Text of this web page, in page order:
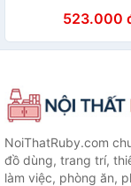
Chỉnh Ánh Sáng
Trí Quán Bar, Nhà
Quán Cà Phê
523.000
NoiThatRuby.com
đồ dùng, trang trí,
làm việc, phòng ăn,